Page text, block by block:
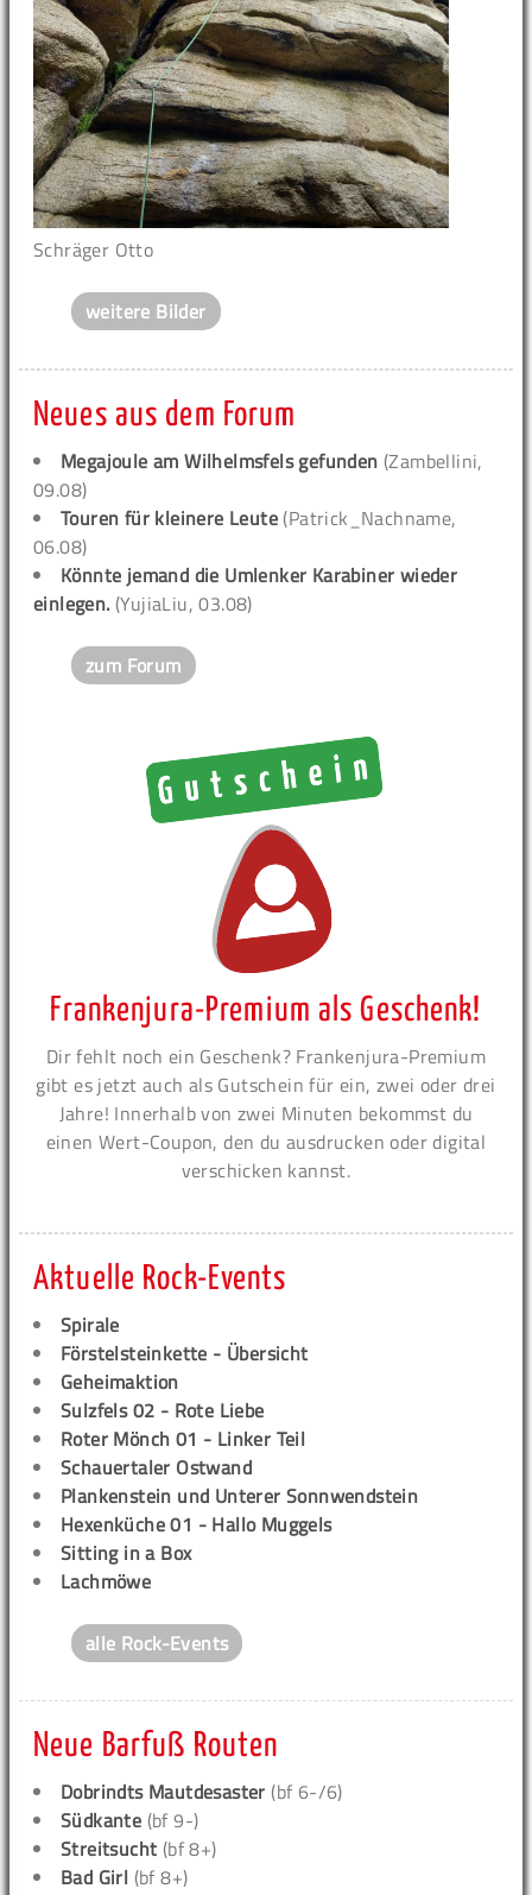
Schräger Otto
weitere Bilder
Neues aus dem Forum
Megajoule am Wilhelmsfels gefunden (Zambellini,
09.08)
Touren für kleinere Leute (Patrick_Nachname,
06.08)
Könnte jemand die Umlenker Karabiner wieder
einlegen. (YujiaLiu, 03.08)
zum Forum
Frankenjura-Premium als Geschenk!
Dir fehlt noch ein Geschenk? Frankenjura-Premium
gibt es jetzt auch als Gutschein für ein, zwei oder drei
Jahre! Innerhalb von zwei Minuten bekommst du
einen Wert-Coupon, den du ausdrucken oder digital
verschicken kannst.
Aktuelle Rock-Events
Spirale
Förstelsteinkette - Übersicht
Geheimaktion
Sulzfels 02 - Rote Liebe
Roter Mönch 01 - Linker Teil
Schauertaler Ostwand
Plankenstein und Unterer Sonnwendstein
Hexenküche 01 - Hallo Muggels
Sitting in a Box
Lachmöwe
alle Rock-Events
Neue Barfuß Routen
Dobrindts Mautdesaster (bf 6-/6)
Südkante (bf 9-)
Streitsucht (bf 8+)
Bad Girl (bf 8+)